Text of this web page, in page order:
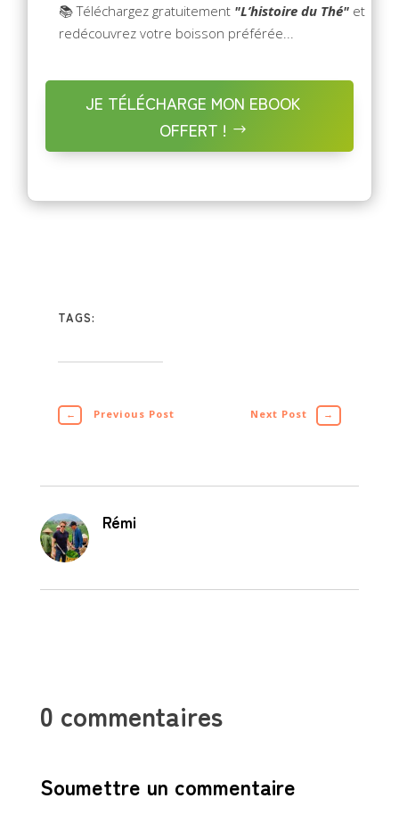
📚 Téléchargez gratuitement "L’histoire du Thé" et
redécouvrez votre boisson préférée...
JE TÉLÉCHARGE MON EBOOK
OFFERT !
TAGS:
← Previous Post Next Post →
Rémi
0 commentaires
Soumettre un commentaire